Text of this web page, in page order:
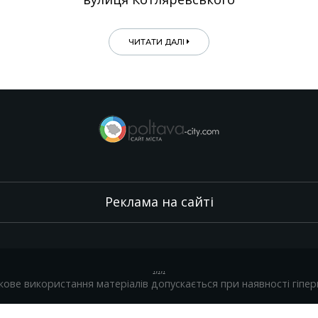
ЧИТАТИ ДАЛІ
Реклама на сайті
.,.,.
використання матеріалів допускається при наявності